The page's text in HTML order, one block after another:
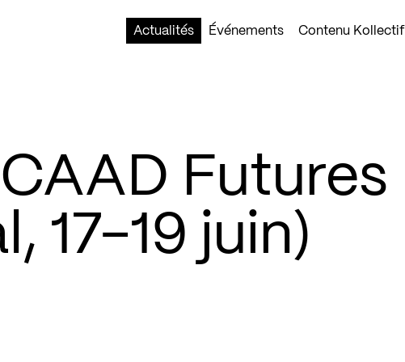
Actualités
Événements Contenu Kollectif
Futures
17-19 juin)